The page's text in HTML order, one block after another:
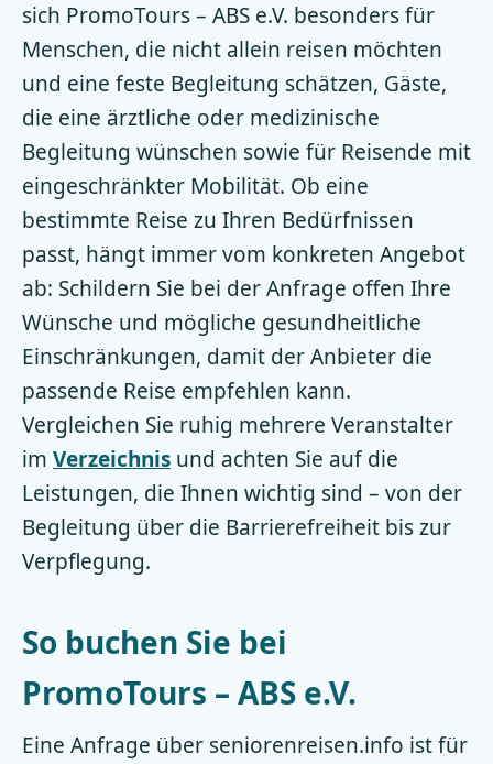
sich PromoTours – ABS e.V. besonders für
Menschen, die nicht allein reisen möchten
und eine feste Begleitung schätzen, Gäste,
die eine ärztliche oder medizinische
Begleitung wünschen sowie für Reisende mit
eingeschränkter Mobilität. Ob eine
bestimmte Reise zu Ihren Bedürfnissen
passt, hängt immer vom konkreten Angebot
ab: Schildern Sie bei der Anfrage offen Ihre
Wünsche und mögliche gesundheitliche
Einschränkungen, damit der Anbieter die
passende Reise empfehlen kann.
Vergleichen Sie ruhig mehrere Veranstalter
im Verzeichnis und achten Sie auf die
Leistungen, die Ihnen wichtig sind – von der
Begleitung über die Barrierefreiheit bis zur
Verpflegung.
So buchen Sie bei
PromoTours – ABS e.V.
Eine Anfrage über seniorenreisen.info ist für